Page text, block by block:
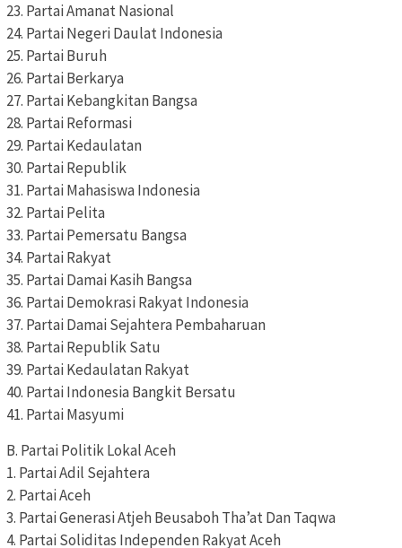
23. Partai Amanat Nasional
24. Partai Negeri Daulat Indonesia
25. Partai Buruh
26. Partai Berkarya
27. Partai Kebangkitan Bangsa
28. Partai Reformasi
29. Partai Kedaulatan
30. Partai Republik
31. Partai Mahasiswa Indonesia
32. Partai Pelita
33. Partai Pemersatu Bangsa
34. Partai Rakyat
35. Partai Damai Kasih Bangsa
36. Partai Demokrasi Rakyat Indonesia
37. Partai Damai Sejahtera Pembaharuan
38. Partai Republik Satu
39. Partai Kedaulatan Rakyat
40. Partai Indonesia Bangkit Bersatu
41. Partai Masyumi
B. Partai Politik Lokal Aceh
1. Partai Adil Sejahtera
2. Partai Aceh
3. Partai Generasi Atjeh Beusaboh Tha’at Dan Taqwa
4. Partai Soliditas Independen Rakyat Aceh